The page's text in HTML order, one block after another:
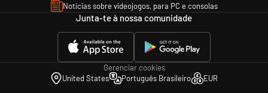
Notícias sobre videojogos, para PC e consolas
Junta-te à nossa comunidade
Gerenciar cookies
United States
Português Brasileiro EUR